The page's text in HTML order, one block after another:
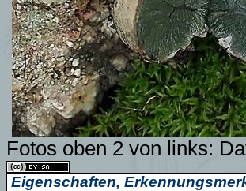
Fotos oben 2 von links:
Eigenschaften,